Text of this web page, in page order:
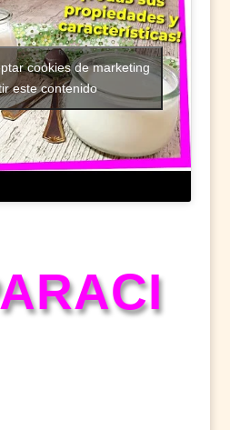
cookies de marketing
este contenido